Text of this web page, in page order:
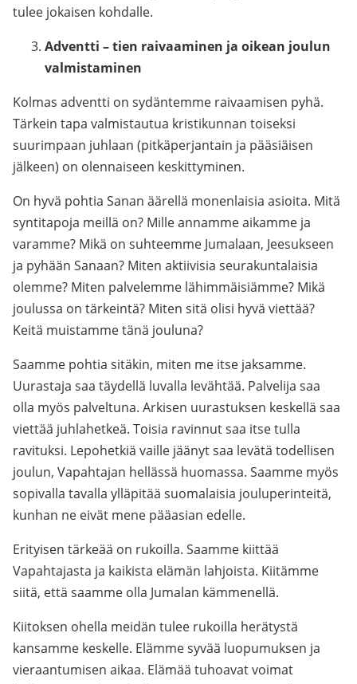
tulee jokaisen kohdalle.
Adventti – tien raivaaminen ja oikean joulun
valmistaminen
Kolmas adventti on sydäntemme raivaamisen pyhä.
Tärkein tapa valmistautua kristikunnan toiseksi
suurimpaan juhlaan (pitkäperjantain ja pääsiäisen
jälkeen) on olennaiseen keskittyminen.
On hyvä pohtia Sanan äärellä monenlaisia asioita. Mitä
syntitapoja meillä on? Mille annamme aikamme ja
varamme? Mikä on suhteemme Jumalaan, Jeesukseen
ja pyhään Sanaan? Miten aktiivisia seurakuntalaisia
olemme? Miten palvelemme lähimmäisiämme? Mikä
joulussa on tärkeintä? Miten sitä olisi hyvä viettää?
Keitä muistamme tänä jouluna?
Saamme pohtia sitäkin, miten me itse jaksamme.
Uurastaja saa täydellä luvalla levähtää. Palvelija saa
olla myös palveltuna. Arkisen uurastuksen keskellä saa
viettää juhlahetkeä. Toisia ravinnut saa itse tulla
ravituksi. Lepohetkiä vaille jäänyt saa levätä todellisen
joulun, Vapahtajan hellässä huomassa. Saamme myös
sopivalla tavalla ylläpitää suomalaisia jouluperinteitä,
kunhan ne eivät mene pääasian edelle.
Erityisen tärkeää on rukoilla. Saamme kiittää
Vapahtajasta ja kaikista elämän lahjoista. Kiitämme
siitä, että saamme olla Jumalan kämmenellä.
Kiitoksen ohella meidän tulee rukoilla herätystä
kansamme keskelle. Elämme syvää luopumuksen ja
vieraantumisen aikaa. Elämää tuhoavat voimat